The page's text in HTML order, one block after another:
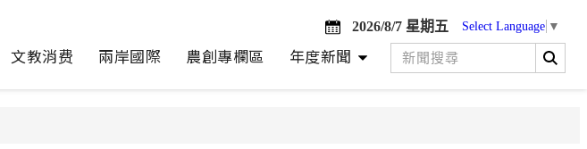
2026/8/7 星期五 Select Language ▼
文教消费 兩岸國際 農創專欄區 年度新聞